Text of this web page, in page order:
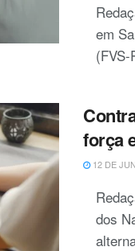
em
força
12 DE
dos